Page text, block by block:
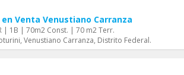
Venta Venustiano Carranza
| 1B | 70m2 Const. | 70 m2 Terr.
Venustiano Carranza, Distrito Federal.